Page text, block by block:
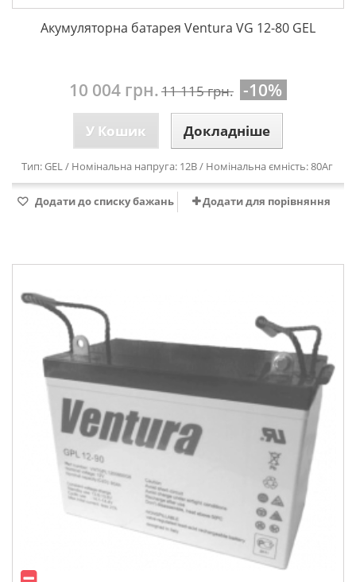
Акумуляторна батарея Ventura VG 12-80 GEL
10 004 грн.11 115 грн. -10%
У Кошик Докладніше
Тип: GEL / Номінальна напруга: 12В / Номінальна ємність: 80Аг
Додати до списку бажань Додати для порівняння